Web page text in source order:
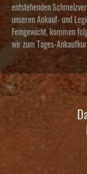
entstehenden
unseren Ankauf- und
Feingewicht, kommen
wir zum Tages-